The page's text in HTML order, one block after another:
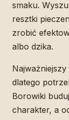
smaku.
resztki
zrobić
albo dzika.
dlatego
Borowiki
charakter, a